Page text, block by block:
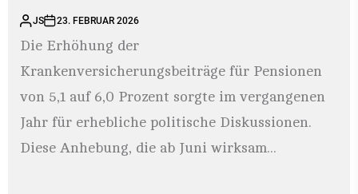
JS 23. FEBRUAR 2026
Die Erhöhung der
Krankenversicherungsbeiträge für Pensionen
von 5,1 auf 6,0 Prozent sorgte im vergangenen
Jahr für erhebliche politische Diskussionen.
Diese Anhebung, die ab Juni wirksam...